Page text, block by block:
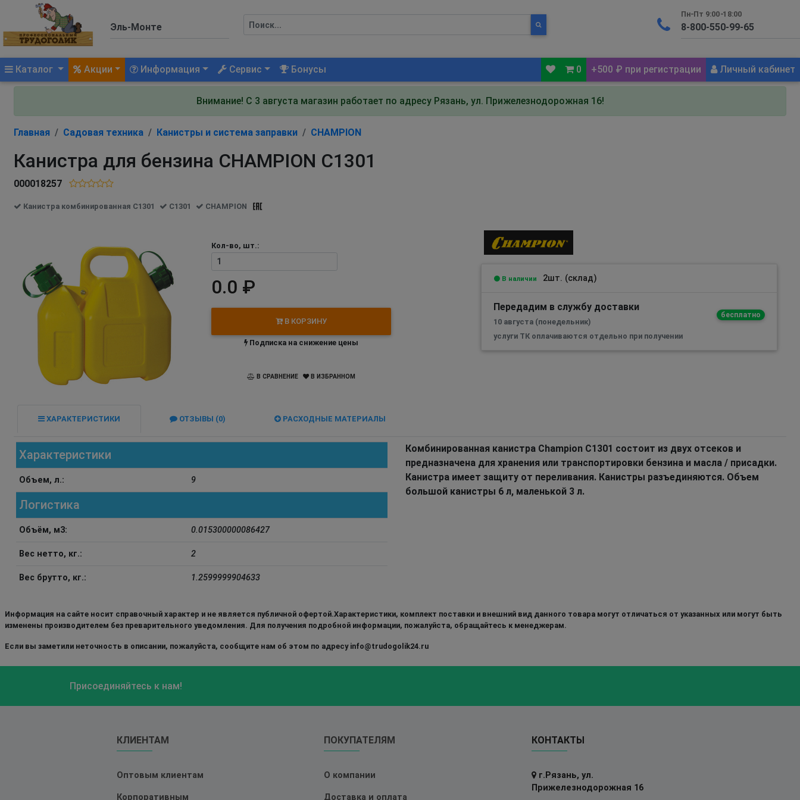
Пн-Пт 9:00-18:00
Каталог (current)Акции Информация Сервис Бонусы 0 +500 ₽ при регистрации Личный кабинет
Внимание! С 3 августа магазин работает по адресу Рязань, ул. Прижелезнодорожная 16!
Главная Садовая техника Канистры и система заправки CHAMPION
Канистра для бензина CHAMPION C1301
000018257
Канистра комбинированная C1301 C1301 CHAMPION
Кол-во, шт.:
0.0 ₽
В КОРЗИНУ
Подписка на снижение цены
В СРАВНЕНИЕ В ИЗБРАННОМ
В наличии 2шт. (склад)
Передадим в службу доставки
бесплатно
10 августа (понедельник)
услуги ТК оплачиваются отдельно при получении
ХАРАКТЕРИСТИКИ ОТЗЫВЫ (0) РАСХОДНЫЕ МАТЕРИАЛЫ
Характеристики
Объем, л.: 9
Логистика
Объём, м3: 0.015300000086427
Вес нетто, кг.: 2
Вес брутто, кг.: 1.2599999904633
Комбинированная канистра Champion C1301 состоит из двух отсеков и
предназначена для хранения или транспортировки бензина и масла / присадки.
Канистра имеет защиту от переливания. Канистры разъединяются. Объем
большой канистры 6 л, маленькой 3 л.
Информация на сайте носит справочный характер и не является публичной офертой.Характеристики, комплект поставки и внешний вид данного товара могут отличаться от указанных или могут быть
изменены производителем без преварительного уведомления. Для получения подробной информации, пожалуйста, обращайтесь к менеджерам.
Если вы заметили неточность в описании, пожалуйста, сообщите нам об этом по адресу info@trudogolik24.ru
Присоединяйтесь к нам!
КЛИЕНТАМ
Оптовым клиентам
Корпоративным
ПОКУПАТЕЛЯМ
О компании
Доставка и оплата
КОНТАКТЫ
г.Рязань, ул.
Прижелезнодорожная 16